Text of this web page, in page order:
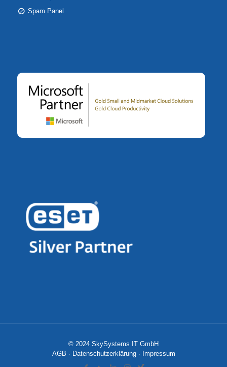
Spam Panel
© 2024 SkySystems IT GmbH
AGB · Datenschutzerklärung· Impressum